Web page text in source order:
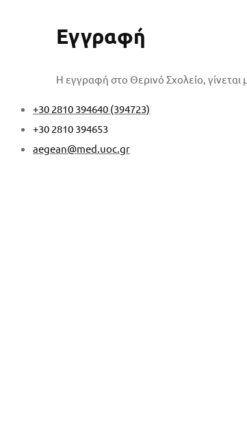
Εγγραφή
Η εγγραφή στο Θερινό Σχολείο,
+30 2810 394640 (394723)
+30 2810 394653
aegean@med.uoc.gr